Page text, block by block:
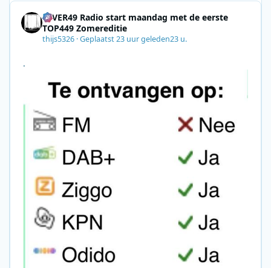
4EVER49 Radio start maandag met de eerste
TOP449 Zomereditie
thijs5326 ·Geplaatst23 uur geleden23 u.
.